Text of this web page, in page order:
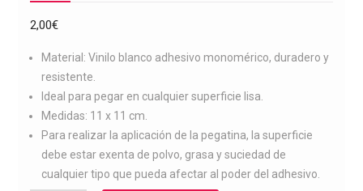
2,00€
Material: Vinilo blanco adhesivo monomérico, duradero y
resistente.
Ideal para pegar en cualquier superficie lisa.
Medidas: 11 x 11 cm.
Para realizar la aplicación de la pegatina, la superficie
debe estar exenta de polvo, grasa y suciedad de
cualquier tipo que pueda afectar al poder del adhesivo.